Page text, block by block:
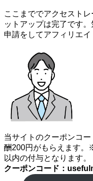
ここまででアクセスト
ットアップは完了です
申請をしてアフィリエイ
当サイトのクーポンコ
酬200円がもらえます。
以内の付与となります。
クーポンコード：